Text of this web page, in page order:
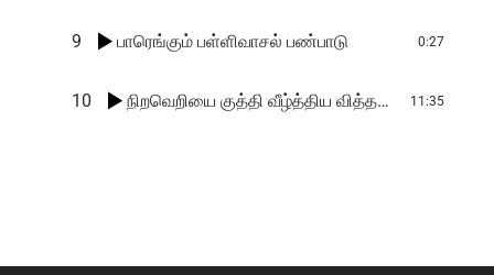
9 பாரெங்கும் பள்ளிவாசல் பண்பாடு 0:27
10 நிறவெறியை குத்தி வீழ்த்திய வித்தகன் 11:35
ண்